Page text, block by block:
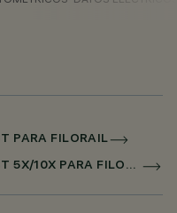
PARA FILORAIL
LASER BLADE XS HIGH CONTRAST 5X/10X PARA FILORAIL DALI POWERLINE